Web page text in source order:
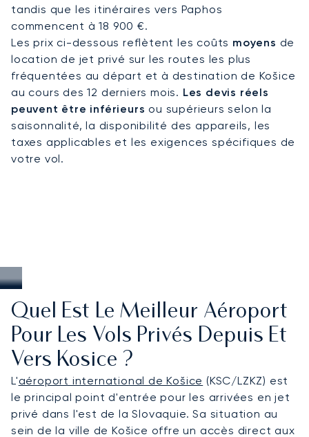
Voyagez en toute confiance, sachant que votre
conseiller en aviation privée dédié est disponible
24h/24 et 7j/7. Ce suivi personnalisé garantit
l'intégrité de nos opérations, assurant que votre
location de jet privé pour Kosice est gérée selon
les normes les plus strictes et vous offrant une
tranquillité d'esprit absolue tout au long de votre
voyage.
tandis que les itinéraires vers Paphos
commencent à 18 900 €.
Les prix ci-dessous reflètent les coûts moyens de
location de jet privé sur les routes les plus
fréquentées au départ et à destination de Košice
au cours des 12 derniers mois. Les devis réels
peuvent être inférieurs ou supérieurs selon la
saisonnalité, la disponibilité des appareils, les
taxes applicables et les exigences spécifiques de
votre vol.
Quel Est Le Meilleur Aéroport
Pour Les Vols Privés Depuis Et
Vers Kosice ?
L'aéroport international de Košice (KSC/LZKZ) est
le principal point d'entrée pour les arrivées en jet
privé dans l'est de la Slovaquie. Sa situation au
sein de la ville de Košice offre un accès direct aux